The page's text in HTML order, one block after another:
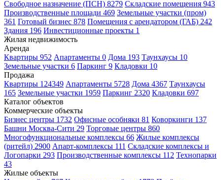
Свободное назначение (ПСН) 8279 Складские помещения 943
Производственные площади 469 Земельные участки (пром)
361 Готовый бизнес 878 Помещения с арендатором (ГАБ) 242
Здания 196 Инвестиционные проекты 1
Жилая недвижимость
Аренда
Квартиры 952 Апартаменты 0 Дома 193 Таунхаусы 10
Земельные участки 6 Паркинг 9 Кладовки 10
Продажа
Квартиры 124349 Апартаменты 5728 Дома 4367 Таунхаусы
165 Земельные участки 1959 Паркинг 2320 Кладовки 697
Каталог объектов
Коммерческие объекты
Бизнес центры 1732 Офисные особняки 81 Коворкинги 137
Башни Москва-Сити 29 Торговые центры 860
Многофункциональные комплексы 66 Жилые комплексы
(ритейл) 2900 Апарт-комплексы 111 Складские комплексы и
Логопарки 293 Производственные комплексы 112 Технопарки
43
Жилые объекты